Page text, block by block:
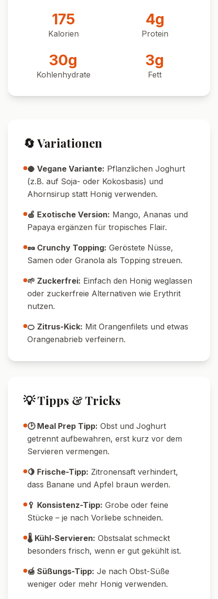
175
Kalorien
4g
Protein
30g
Kohlenhydrate
3g
Fett
🔄 Variationen
🥥 Vegane Variante: Pflanzlichen Joghurt
(z.B. auf Soja- oder Kokosbasis) und
Ahornsirup statt Honig verwenden.
🍏 Exotische Version: Mango, Ananas und
Papaya ergänzen für tropisches Flair.
🥜 Crunchy Topping: Geröstete Nüsse,
Samen oder Granola als Topping streuen.
🌱 Zuckerfrei: Einfach den Honig weglassen
oder zuckerfreie Alternativen wie Erythrit
nutzen.
🍊 Zitrus-Kick: Mit Orangenfilets und etwas
Orangenabrieb verfeinern.
💡 Tipps & Tricks
🕑 Meal Prep Tipp: Obst und Joghurt
getrennt aufbewahren, erst kurz vor dem
Servieren vermengen.
🍋 Frische-Tipp: Zitronensaft verhindert,
dass Banane und Apfel braun werden.
🥄 Konsistenz-Tipp: Grobe oder feine
Stücke – je nach Vorliebe schneiden.
🌡️ Kühl-Servieren: Obstsalat schmeckt
besonders frisch, wenn er gut gekühlt ist.
🍯 Süßungs-Tipp: Je nach Obst-Süße
weniger oder mehr Honig verwenden.